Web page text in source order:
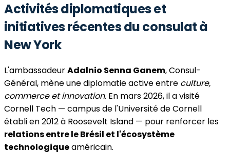
Activités diplomatiques et
initiatives récentes du consulat à
New York
L'ambassadeurAdalnio Senna Ganem, Consul-
Général, mène une diplomatie active entre culture,
commerce et innovation. En mars 2026, il a visité
Cornell Tech — campus de l'Université de Cornell
établi en 2012 à Roosevelt Island — pour renforcer les
relations entre le Brésil et l'écosystème
technologiqueaméricain.